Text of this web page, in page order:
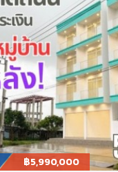
฿5,990,000